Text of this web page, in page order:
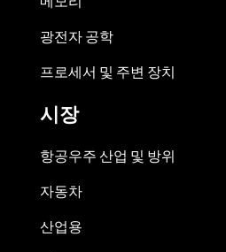
광전자 공학
프로세서 및 주변 장치
시장
항공우주 산업 및 방위
자동차
산업용